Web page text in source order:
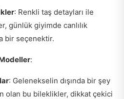
: Renkli taş detayları ile
günlük giyimde canlılık
bir seçenektir.
:
: Gelenekselin dışında bir şey
olan bu bileklikler, dikkat çekici